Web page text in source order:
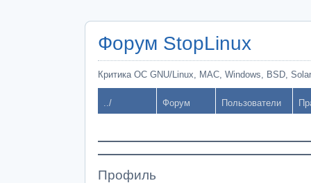
Форум StopLinux
Критика ОС GNU/Linux, MAC, Windows, BSD,
../ Форум Пользователи
Профиль